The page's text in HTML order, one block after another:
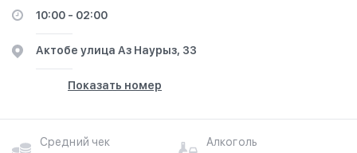
10:00 - 02:00
Актобе ​улица Аз Наурыз, 33
Показать номер
Средний чек
Алкоголь